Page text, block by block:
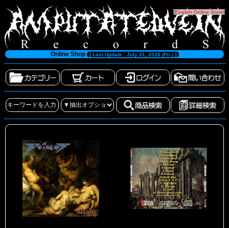
[English Online Store]
Online Shop [ Last Update : July 31, 2026 (Fri.) ]